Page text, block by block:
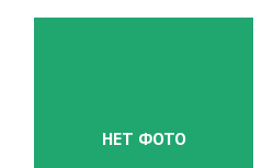
НЕТ ФОТО